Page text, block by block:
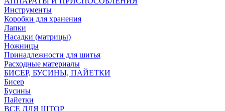
Инструменты
Коробки для хранения
Лапки
Насадки (матрицы)
Ножницы
Принадлежности для шитья
Расходные материалы
БИСЕР, БУСИНЫ, ПАЙЕТКИ
Бисер
Бусины
Пайетки
ВСЕ ДЛЯ ШТОР